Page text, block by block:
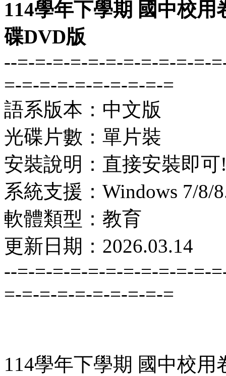
114學年下學期 國中校
碟DVD版
--=-=-=-=-=-=-=-=-=-=-=-
=-=-=-=-=-=-=-=-=-=
語系版本：中文版
光碟片數：單片裝
安裝說明：直接安裝即可
系統支援：Windows 7/8/
軟體類型：教育
更新日期：2026.03.14
--=-=-=-=-=-=-=-=-=-=-=-
=-=-=-=-=-=-=-=-=-=
114學年下學期 國中校